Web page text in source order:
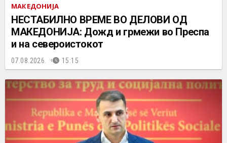
МАКЕДОНИЈА
НЕСТАБИЛНО ВРЕМЕ ВО ДЕЛОВИ ОД
МАКЕДОНИЈА: Дожд и грмежи во Преспа
и на североистокот
07.08.2026. 15:15